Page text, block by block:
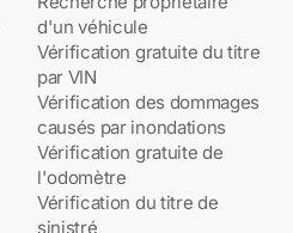
d'un véhicule
Vérification gratuite du titre
par VIN
Vérification des dommages
causés par inondations
Vérification gratuite de
l'odomètre
Vérification du titre de
sinistré